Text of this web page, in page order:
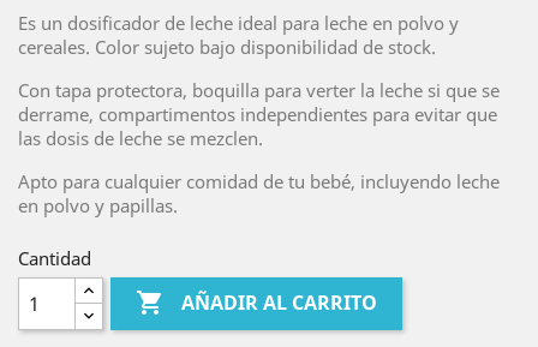
Es un dosificador de leche ideal para leche en polvo y
cereales. Color sujeto bajo disponibilidad de stock.
Con tapa protectora, boquilla para verter la leche si que se
derrame, compartimentos independientes para evitar que
las dosis de leche se mezclen.
Apto para cualquier comidad de tu bebé, incluyendo leche
en polvo y papillas.
Cantidad
 AÑADIR AL CARRITO